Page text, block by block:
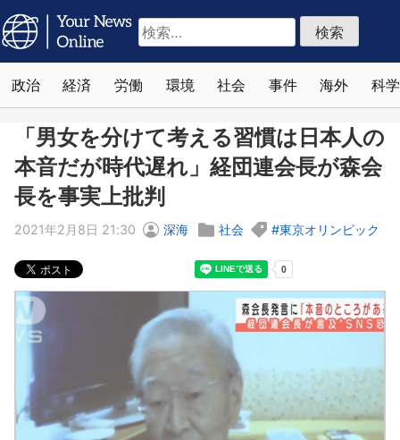
検
索:
政治 経済 労働 環境 社会 事件 海外 科学
「男女を分けて考える習慣は日本人の
本音だが時代遅れ」経団連会長が森会
長を事実上批判
2021年2月8日 21:30 深海 社会 東京オリンピック